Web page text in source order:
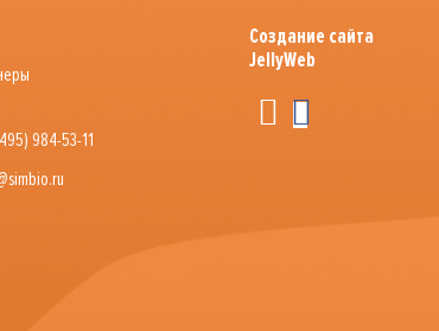
984-53-11
Создание сайта
JellyWeb